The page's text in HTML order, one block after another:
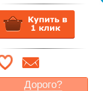
Дорого?